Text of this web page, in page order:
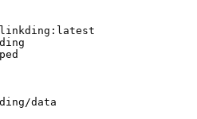
data